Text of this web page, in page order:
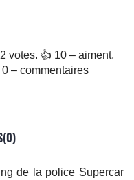
votes. 👍 10 – aiment,
0 – commentaires
de la police Supercar